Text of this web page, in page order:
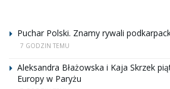
Puchar Polski. Znamy rywali
7 GODZIN TEMU
Aleksandra Błażowska i Kaja Skrzek
Europy w Paryżu